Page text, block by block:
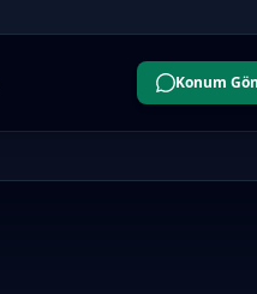
Konum